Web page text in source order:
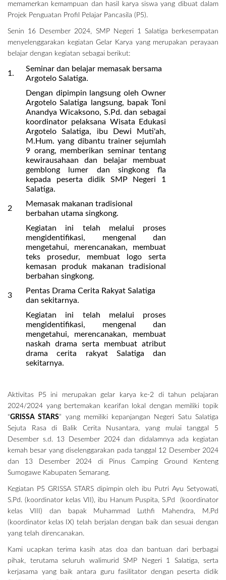
memamerkan kemampuan dan hasil karya siswa yang dibuat dalam
Projek Penguatan Profil Pelajar Pancasila (P5).
Senin 16 Desember 2024, SMP Negeri 1 Salatiga berkesempatan
menyelenggarakan kegiatan Gelar Karya yang merupakan perayaan
belajar dengan kegiatan sebagai berikut:
1.
Seminar dan belajar memasak bersama
Argotelo Salatiga.
Dengan dipimpin langsung oleh Owner
Argotelo Salatiga langsung, bapak Toni
Anandya Wicaksono, S.Pd. dan sebagai
koordinator pelaksana Wisata Edukasi
Argotelo Salatiga, ibu Dewi Muti'ah,
M.Hum. yang dibantu trainer sejumlah
9 orang, memberikan seminar tentang
kewirausahaan dan belajar membuat
gemblong lumer dan singkong fla
kepada peserta didik SMP Negeri 1
Salatiga.
2
Memasak makanan tradisional
berbahan utama singkong.
Kegiatan ini telah melalui proses
mengidentifikasi, mengenal dan
mengetahui, merencanakan, membuat
teks prosedur, membuat logo serta
kemasan produk makanan tradisional
berbahan singkong.
3
Pentas Drama Cerita Rakyat Salatiga
dan sekitarnya.
Kegiatan ini telah melalui proses
mengidentifikasi, mengenal dan
mengetahui, merencanakan, membuat
naskah drama serta membuat atribut
drama cerita rakyat Salatiga dan
sekitarnya.
Aktivitas P5 ini merupakan gelar karya ke-2 di tahun pelajaran
2024/2024 yang bertemakan kearifan lokal dengan memiliki topik
“GRISSA STARS” yang memiliki kepanjangan Negeri Satu Salatiga
Sejuta Rasa di Balik Cerita Nusantara, yang mulai tanggal 5
Desember s.d. 13 Desember 2024 dan didalamnya ada kegiatan
kemah besar yang diselenggarakan pada tanggal 12 Desember 2024
dan 13 Desember 2024 di Pinus Camping Ground Kenteng
Sumogawe Kabupaten Semarang.
Kegiatan P5 GRISSA STARS dipimpin oleh ibu Putri Ayu Setyowati,
S.Pd. (koordinator kelas VII), ibu Hanum Puspita, S.Pd (koordinator
kelas VIII) dan bapak Muhammad Luthfi Mahendra, M.Pd
(koordinator kelas IX) telah berjalan dengan baik dan sesuai dengan
yang telah direncanakan.
Kami ucapkan terima kasih atas doa dan bantuan dari berbagai
pihak, terutama seluruh walimurid SMP Negeri 1 Salatiga, serta
kerjasama yang baik antara guru fasilitator dengan peserta didik